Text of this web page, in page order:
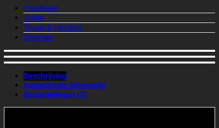
Headwear
Shirts
Truien & Hoodies
Diversen
Beschrijving
Aanvullende informatie
Beoordelingen (0)